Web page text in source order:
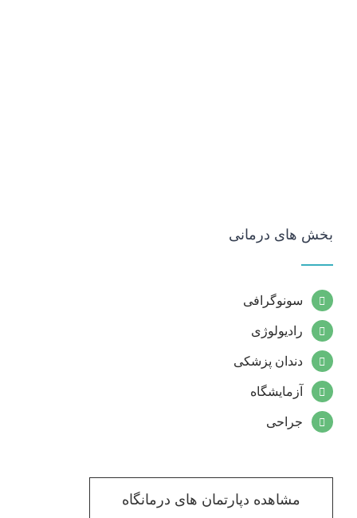
بخش های درمانی
سونوگرافی
رادیولوژی
دندان پزشکی
آزمایشگاه
جراحی
مشاهده دپارتمان های درمانگاه